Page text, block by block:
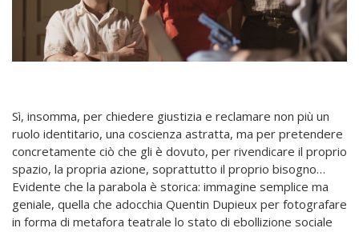
Sì, insomma, per chiedere giustizia e reclamare non più un
ruolo identitario, una coscienza astratta, ma per pretendere
concretamente ciò che gli è dovuto, per rivendicare il proprio
spazio, la propria azione, soprattutto il proprio bisogno…
Evidente che la parabola è storica: immagine semplice ma
geniale, quella che adocchia Quentin Dupieux per fotografare
in forma di metafora teatrale lo stato di ebollizione sociale